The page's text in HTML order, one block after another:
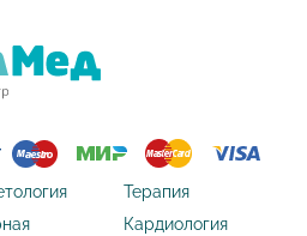
Терапия
Кардиология